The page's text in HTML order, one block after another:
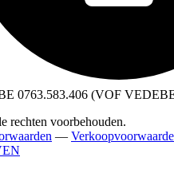
0763.583.406 (VOF
rechten voorbehouden.
—